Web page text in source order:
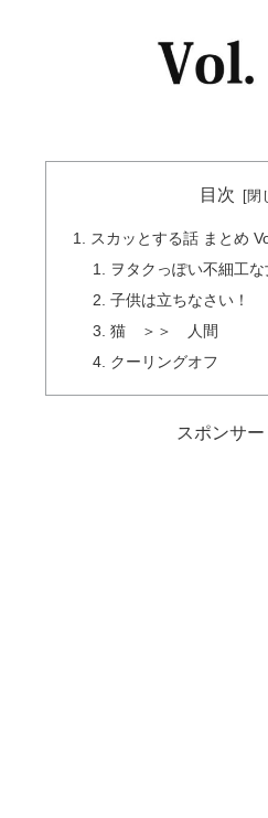
目次
スカッとする話 まとめ
ヲタクっぽい不細工な
子供は立ちなさい！
猫 ＞＞ 人間
クーリングオフ
スポンサー